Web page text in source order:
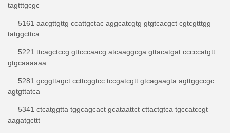
tagtttgcgc
5161 aacgttgttg ccattgctac aggcatcgtg gtgtcacgct cgtcgtttgg
tatggcttca
5221 ttcagctccg gttcccaacg atcaaggcga gttacatgat cccccatgtt
gtgcaaaaaa
5281 gcggttagct ccttcggtcc tccgatcgtt gtcagaagta agttggccgc
agtgttatca
5341 ctcatggtta tggcagcact gcataattct cttactgtca tgccatccgt
aagatgcttt